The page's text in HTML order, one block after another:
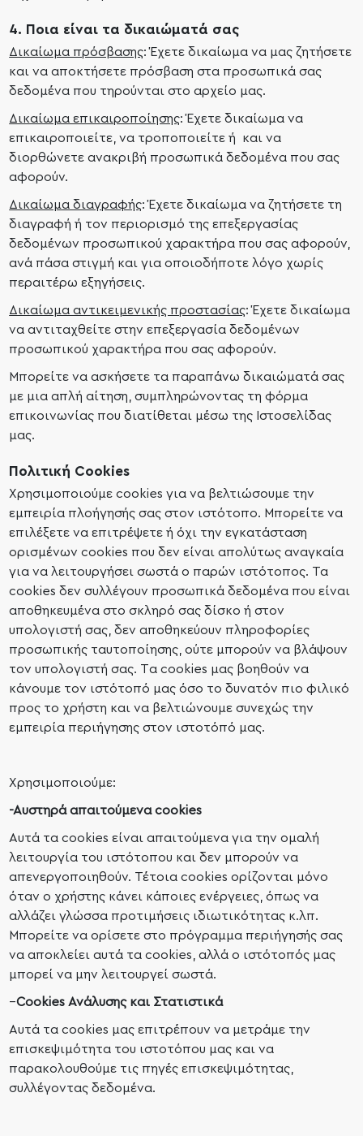
4. Ποια είναι τα δικαιώματά σας
Δικαίωμα πρόσβασης: Έχετε δικαίωμα να μας ζητήσετε
και να αποκτήσετε πρόσβαση στα προσωπικά σας
δεδομένα που τηρούνται στο αρχείο μας.
Δικαίωμα επικαιροποίησης: Έχετε δικαίωμα να
επικαιροποιείτε, να τροποποιείτε ή και να
διορθώνετε ανακριβή προσωπικά δεδομένα που σας
αφορούν.
Δικαίωμα διαγραφής: Έχετε δικαίωμα να ζητήσετε τη
διαγραφή ή τον περιορισμό της επεξεργασίας
δεδομένων προσωπικού χαρακτήρα που σας αφορούν,
ανά πάσα στιγμή και για οποιοδήποτε λόγο χωρίς
περαιτέρω εξηγήσεις.
Δικαίωμα αντικειμενικής προστασίας: Έχετε δικαίωμα
να αντιταχθείτε στην επεξεργασία δεδομένων
προσωπικού χαρακτήρα που σας αφορούν.
Μπορείτε να ασκήσετε τα παραπάνω δικαιώματά σας
με μια απλή αίτηση, συμπληρώνοντας τη φόρμα
επικοινωνίας που διατίθεται μέσω της Ιστοσελίδας
μας.
Πολιτική Cookies
Χρησιμοποιούμε cookies για να βελτιώσουμε την
εμπειρία πλοήγησής σας στον ιστότοπο. Μπορείτε να
επιλέξετε να επιτρέψετε ή όχι την εγκατάσταση
ορισμένων cookies που δεν είναι απολύτως αναγκαία
για να λειτουργήσει σωστά ο παρών ιστότοπος. Τα
cookies δεν συλλέγουν προσωπικά δεδομένα που είναι
αποθηκευμένα στο σκληρό σας δίσκο ή στον
υπολογιστή σας, δεν αποθηκεύουν πληροφορίες
προσωπικής ταυτοποίησης, ούτε μπορούν να βλάψουν
τον υπολογιστή σας. Tα cookies μας βοηθούν να
κάνουμε τον ιστότοπό μας όσο το δυνατόν πιο φιλικό
προς το χρήστη και να βελτιώνουμε συνεχώς την
εμπειρία περιήγησης στον ιστοτόπό μας.
Χρησιμοποιούμε:
-Αυστηρά απαιτούμενα cookies
Αυτά τα cookies είναι απαιτούμενα για την ομαλή
λειτουργία του ιστότοπου και δεν μπορούν να
απενεργοποιηθούν. Τέτοια cookies ορίζονται μόνο
όταν ο χρήστης κάνει κάποιες ενέργειες, όπως να
αλλάζει γλώσσα προτιμήσεις ιδιωτικότητας κ.λπ.
Μπορείτε να ορίσετε στο πρόγραμμα περιήγησής σας
να αποκλείει αυτά τα cookies, αλλά ο ιστότοπός μας
μπορεί να μην λειτουργεί σωστά.
–Cookies Ανάλυσης και Στατιστικά
Αυτά τα cookies μας επιτρέπουν να μετράμε την
επισκεψιμότητα του ιστοτόπου μας και να
παρακολουθούμε τις πηγές επισκεψιμότητας,
συλλέγοντας δεδομένα.